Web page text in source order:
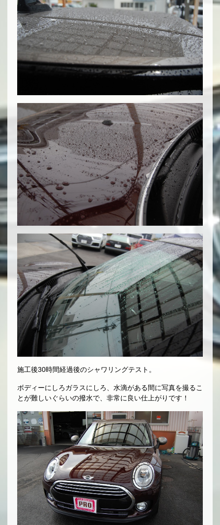
施工後30時間経過後のシャワリングテスト。
ボディーにしろガラスにしろ、水滴がある間に写真を撮るこ
とが難しいぐらいの撥水で、非常に良い仕上がりです！